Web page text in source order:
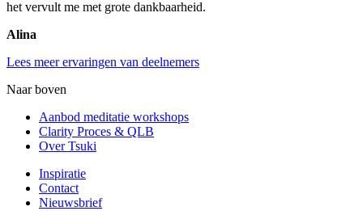
het vervult me met grote dankbaarheid.
Alina
Lees meer ervaringen van deelnemers
Naar boven
Aanbod meditatie workshops
Clarity Proces & QLB
Over Tsuki
Inspiratie
Contact
Nieuwsbrief